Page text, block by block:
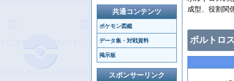
成型、役割関
ボルトロ
共通コンテンツ
ポケモン図鑑
データ集・対戦資料
掲示板
スポンサーリンク